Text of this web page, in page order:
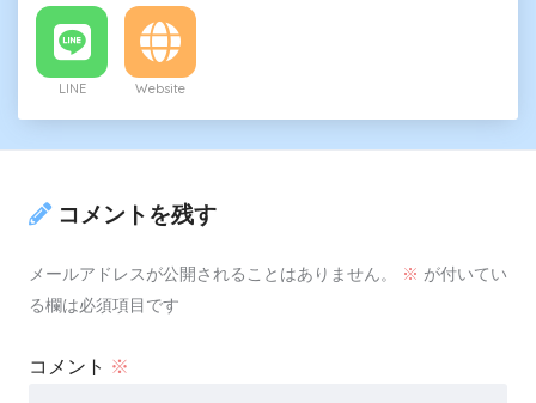
LINE Website
コメントを残す
メールアドレスが公開されることはありません。 ※ が付いてい
る欄は必須項目です
コメント ※